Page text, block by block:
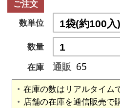
ご注文
数単位
数量
在庫
通販 65
在庫の数はリアルタイム
店舗の在庫を通信販売で